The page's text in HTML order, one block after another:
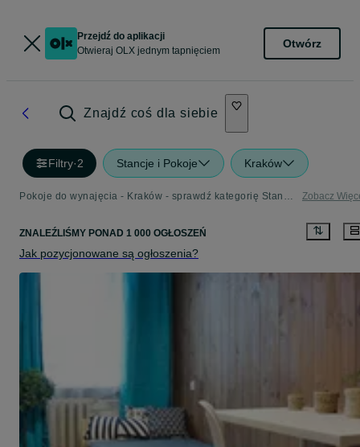
Przejdź do aplikacji
Otwieraj OLX jednym tapnięciem
Otwórz
Znajdź coś dla siebie
Filtry·2 Stancje i Pokoje Kraków
Pokoje do wynajęcia - Kraków - sprawdź kategorię Stancje i Pokoje Zobacz
ZNALEŹLIŚMY PONAD 1 000 OGŁOSZEŃ
Jak pozycjonowane są ogłoszenia?